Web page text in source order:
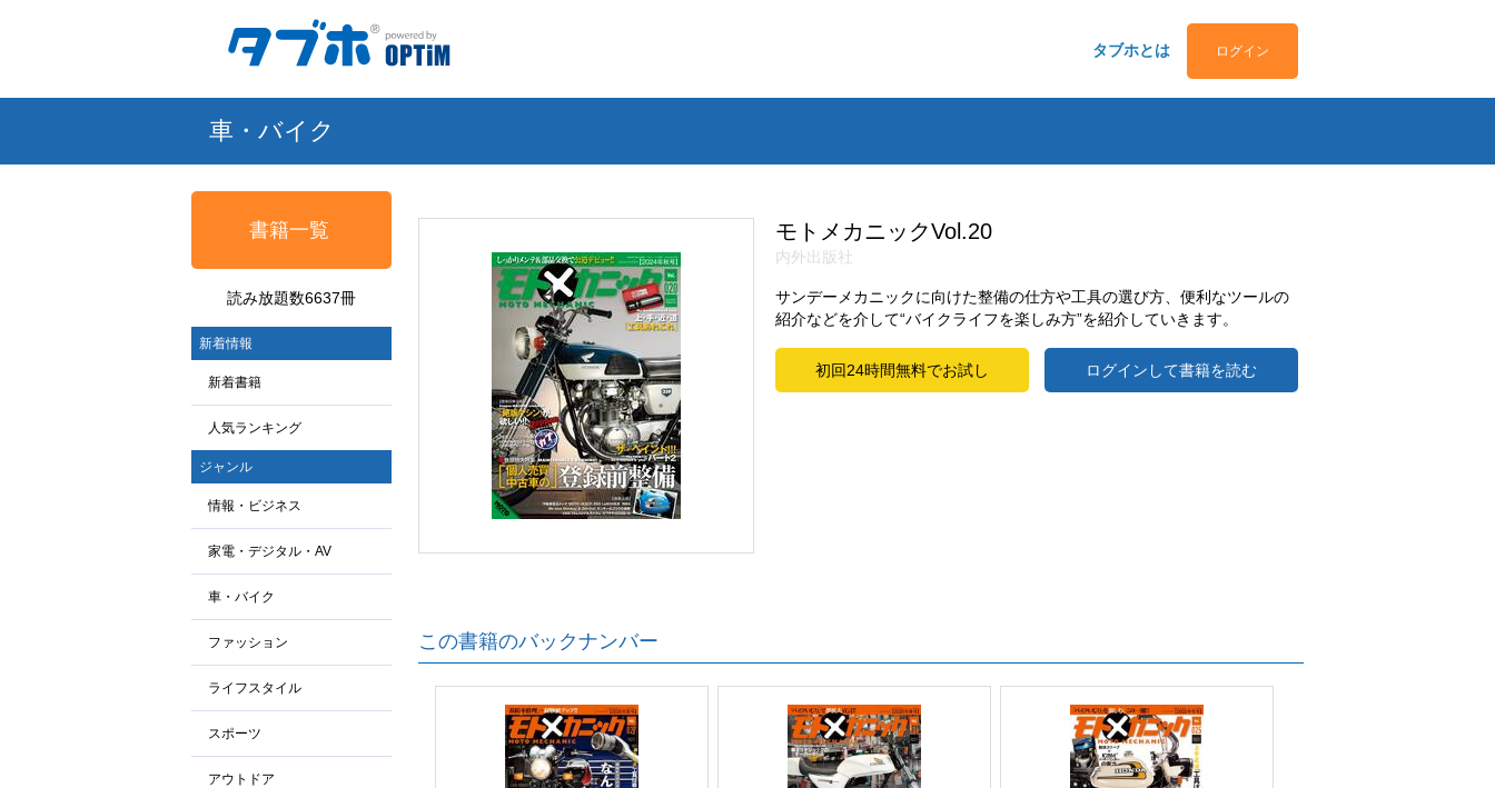
タブホとは ログイン
車・バイク
書籍一覧
読み放題数6637冊
新着情報
新着書籍
人気ランキング
ジャンル
情報・ビジネス
家電・デジタル・AV
車・バイク
ファッション
ライフスタイル
スポーツ
アウトドア
モトメカニックVol.20
内外出版社
サンデーメカニックに向けた整備の仕方や工具の選び方、便利なツールの
紹介などを介して“バイクライフを楽しみ方”を紹介していきます。
初回24時間無料でお試し ログインして書籍を読む
この書籍のバックナンバー